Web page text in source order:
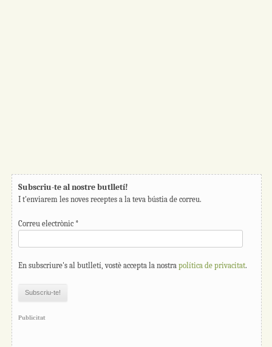
Subscriu-te al nostre butlletí!
I t'enviarem les noves receptes a la teva bústia de correu.
Correu electrònic *
En subscriure's al butlletí, vostè accepta la nostra política de privacitat.
Publicitat